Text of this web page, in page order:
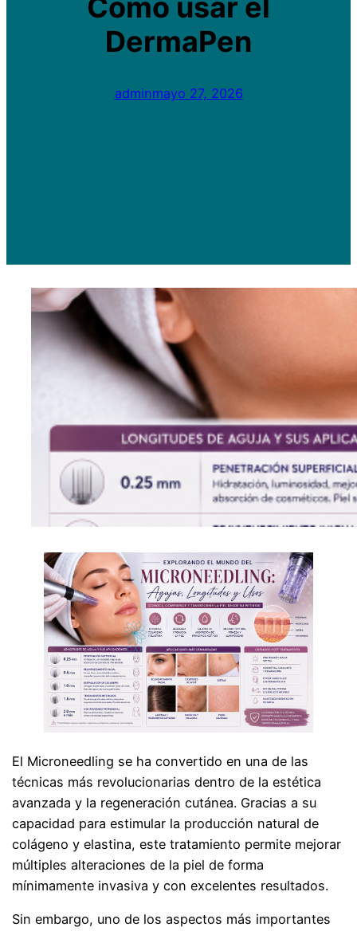
Cómo usar el
DermaPen
adminmayo 27, 2026
El Microneedling se ha convertido en una de las
técnicas más revolucionarias dentro de la estética
avanzada y la regeneración cutánea. Gracias a su
capacidad para estimular la producción natural de
colágeno y elastina, este tratamiento permite mejorar
múltiples alteraciones de la piel de forma
mínimamente invasiva y con excelentes resultados.
Sin embargo, uno de los aspectos más importantes